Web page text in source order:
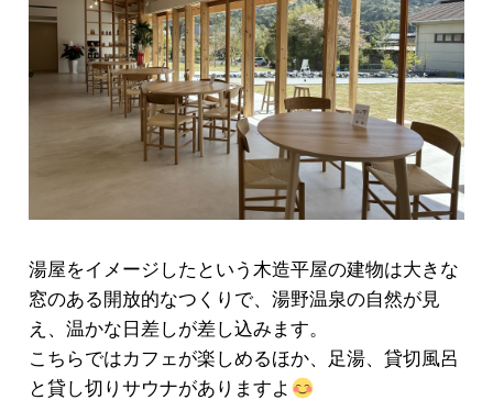
湯屋をイメージしたという木造平屋の建物は大きな
窓のある開放的なつくりで、湯野温泉の自然が見
え、温かな日差しが差し込みます。
こちらではカフェが楽しめるほか、足湯、貸切風呂
と貸し切りサウナがありますよ